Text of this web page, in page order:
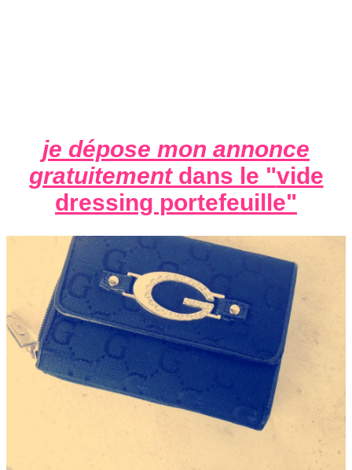
je dépose mon annonce
gratuitementdans le "vide
dressing portefeuille"